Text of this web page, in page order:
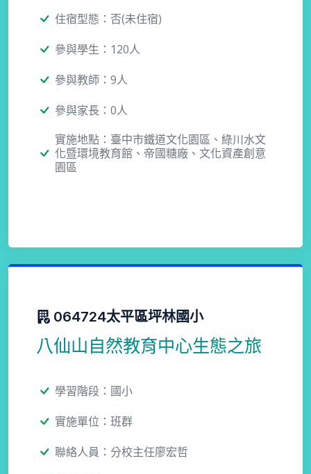
住宿型態：否(未住宿)
參與學生：120人
參與教師：9人
參與家長：0人
實施地點：臺中市鐵道文化園區、綠川水文
化暨環境教育館、帝國糖廠、文化資產創意
園區
064724太平區坪林國小
八仙山自然教育中心生態之旅
學習階段：國小
實施單位：班群
聯絡人員：分校主任廖宏哲